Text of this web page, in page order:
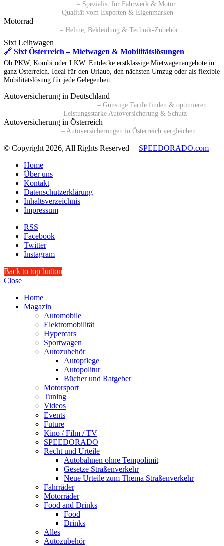
– Spezialist für Fahrwerk & Motor
– Qualität vom Experten & Eigenmarken
Motorrad
– Helme, Bekleidung & Technik-Zubehör
Sixt Leihwagen
🔗 Sixt Österreich – Mietwagen & Mobilitätslösungen
Ob PKW, Kombi oder LKW: Entdecke erstklassige Mietwagenangebote in
ganz Österreich. Ideal für den Urlaub, den nächsten Umzug oder als flexible
Mobilitätslösung für jede Gelegenheit.
Autoversicherung in Deutschland
– Günstige Tarife finden & optimieren
– Leistungsstarke Autoversicherung & Schutz
Autoversicherung in Österreich
– Autoversicherungen in Österreich vergleichen
© Copyright 2026, All Rights Reserved | SPEEDORADO.com
Home
Über uns
Kontakt
Datenschutzerklärung
Inhaltsverzeichnis
Impressum
RSS
Facebook
Twitter
Instagram
Back to top button
Close
Home
Magazin
Automobile
Elektromobilität
Hypercars
Sportwagen
Autozubehör
Autopflege
Autopolitur
Bücher und Ratgeber
Motorsport
Tuning
Videos
Events
Future
Kino / Film / TV
SPEEDORADO
Recht und Urteile
Autobahnen ohne Tempolimit
Gesetze Straßenverkehr
Neue Urteile zum Thema Straßenverkehr
Fahrräder
Motorräder
Food and Drinks
Food
Drinks
Alles
Autozubehör